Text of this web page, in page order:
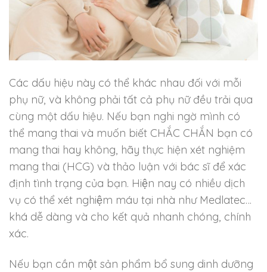
Các dấu hiệu này có thể khác nhau đối với mỗi
phụ nữ, và không phải tất cả phụ nữ đều trải qua
cùng một dấu hiệu. Nếu bạn nghi ngờ mình có
thể mang thai và muốn biết CHẮC CHẮN bạn có
mang thai hay không, hãy thực hiện xét nghiệm
mang thai (HCG) và thảo luận với bác sĩ để xác
định tình trạng của bạn. Hiện nay có nhiều dịch
vụ có thể xét nghiệm máu tại nhà như Medlatec…
khá dễ dàng và cho kết quả nhanh chóng, chính
xác.
Nếu bạn cần một sản phẩm bổ sung dinh dưỡng